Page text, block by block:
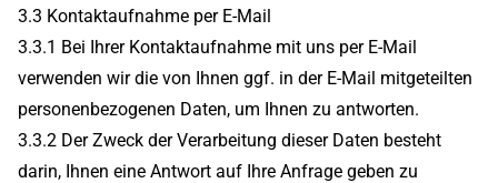
3.3 Kontaktaufnahme per E-Mail
3.3.1 Bei Ihrer Kontaktaufnahme mit uns per E-Mail
verwenden wir die von Ihnen ggf. in der E-Mail mitgeteilten
personenbezogenen Daten, um Ihnen zu antworten.
3.3.2 Der Zweck der Verarbeitung dieser Daten besteht
darin, Ihnen eine Antwort auf Ihre Anfrage geben zu